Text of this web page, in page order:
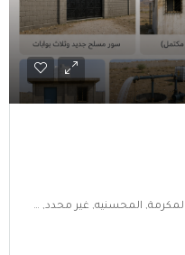
المملكة العربية السعودية, منطقة مكة المكرمة, المحسنيه, غير محدد, غير محدد, المحسنيه, منطقة مكة المكرمة